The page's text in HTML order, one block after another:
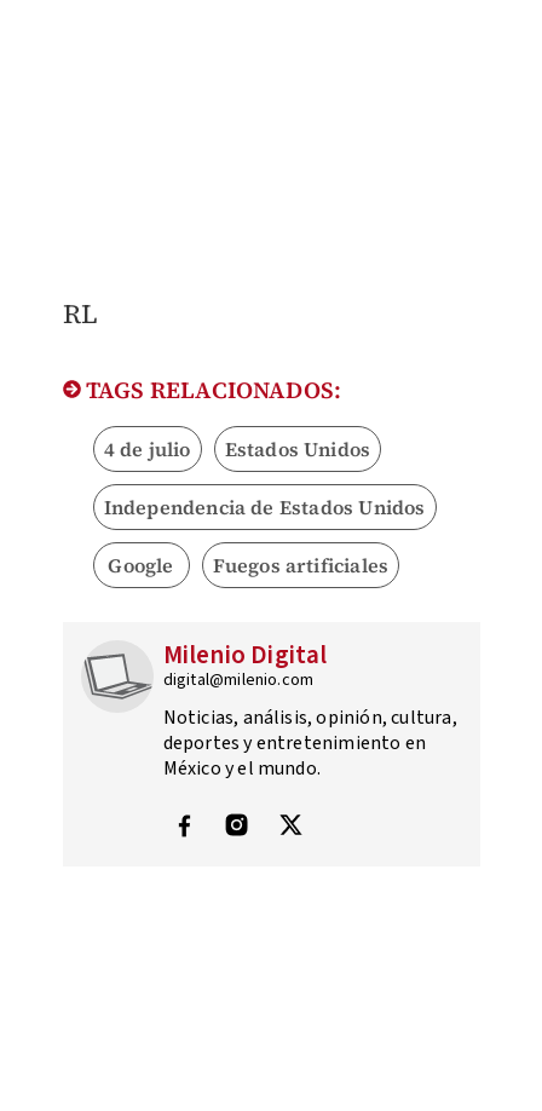
RL​
TAGS RELACIONADOS:
4 de julio Estados Unidos
Independencia de Estados Unidos
Google Fuegos artificiales
Milenio Digital
digital@milenio.com
Noticias, análisis, opinión, cultura,
deportes y entretenimiento en
México y el mundo.